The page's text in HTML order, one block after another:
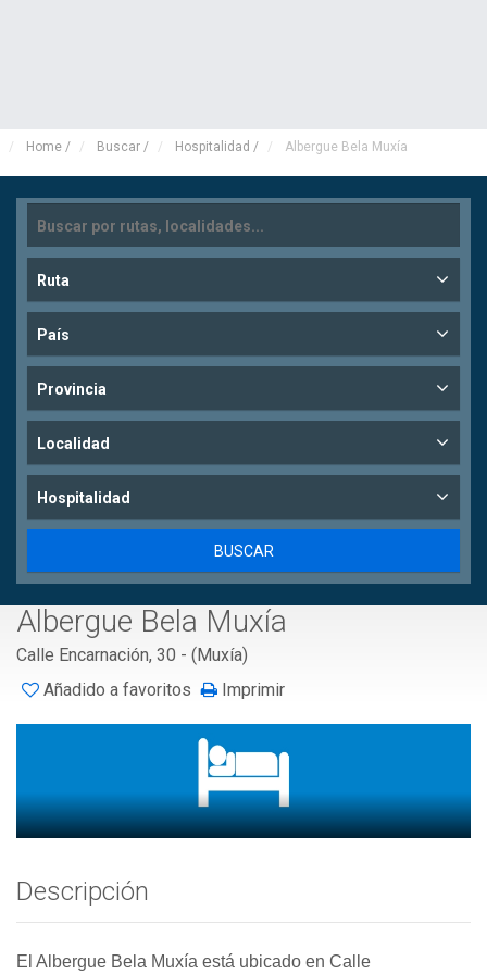
Home / Buscar / Hospitalidad / Albergue Bela Muxía
Ruta
País
Provincia
Localidad
Hospitalidad
Albergue Bela Muxía
Calle Encarnación, 30 - (Muxía)
Añadido a favoritos
Imprimir
Descripción
El Albergue Bela Muxía está ubicado en Calle